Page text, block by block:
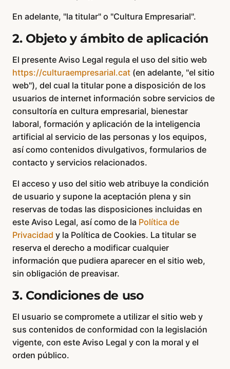
En adelante, "la titular" o "Cultura Empresarial".
2. Objeto y ámbito de aplicación
El presente Aviso Legal regula el uso del sitio web
https://culturaempresarial.cat (en adelante, "el sitio
web"), del cual la titular pone a disposición de los
usuarios de internet información sobre servicios de
consultoría en cultura empresarial, bienestar
laboral, formación y aplicación de la inteligencia
artificial al servicio de las personas y los equipos,
así como contenidos divulgativos, formularios de
contacto y servicios relacionados.
El acceso y uso del sitio web atribuye la condición
de usuario y supone la aceptación plena y sin
reservas de todas las disposiciones incluidas en
este Aviso Legal, así como de la Política de
Privacidad y la Política de Cookies. La titular se
reserva el derecho a modificar cualquier
información que pudiera aparecer en el sitio web,
sin obligación de preavisar.
3. Condiciones de uso
El usuario se compromete a utilizar el sitio web y
sus contenidos de conformidad con la legislación
vigente, con este Aviso Legal y con la moral y el
orden público.